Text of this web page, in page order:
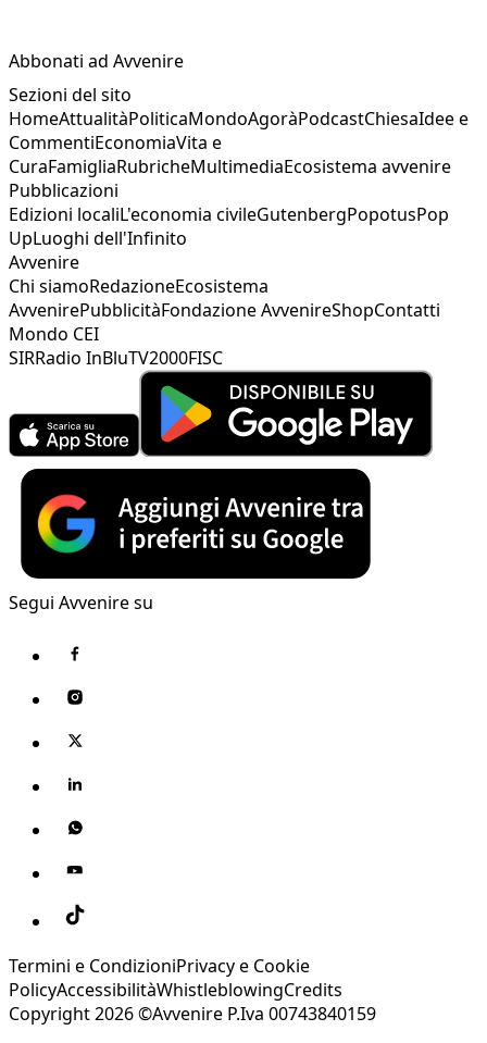
Abbonati ad Avvenire
Sezioni del sito
HomeAttualitàPoliticaMondoAgoràPodcastChiesaIdee e
CommentiEconomiaVita e
CuraFamigliaRubricheMultimediaEcosistema avvenire
Pubblicazioni
Edizioni localiL'economia civileGutenbergPopotusPop
UpLuoghi dell'Infinito
Avvenire
Chi siamoRedazioneEcosistema
AvvenirePubblicitàFondazione AvvenireShopContatti
Mondo CEI
SIRRadio InBluTV2000FISC
Segui Avvenire su
Termini e CondizioniPrivacy e Cookie
PolicyAccessibilitàWhistleblowingCredits
Copyright 2026 ©Avvenire P.Iva 00743840159